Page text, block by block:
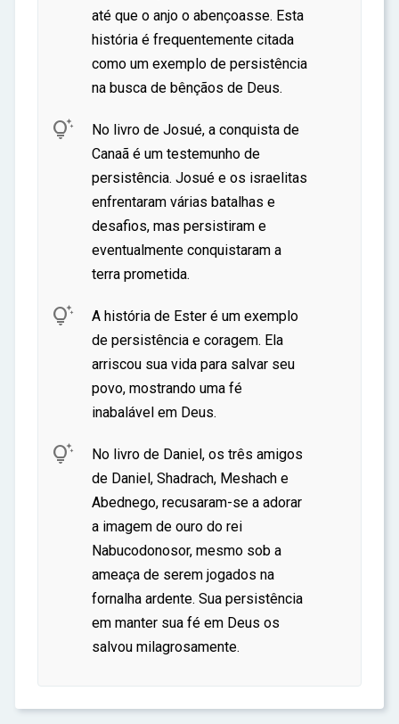
até que o anjo o abençoasse. Esta
história é frequentemente citada
como um exemplo de persistência
na busca de bênçãos de Deus.

No livro de Josué, a conquista de
Canaã é um testemunho de
persistência. Josué e os israelitas
enfrentaram várias batalhas e
desafios, mas persistiram e
eventualmente conquistaram a
terra prometida.

A história de Ester é um exemplo
de persistência e coragem. Ela
arriscou sua vida para salvar seu
povo, mostrando uma fé
inabalável em Deus.

No livro de Daniel, os três amigos
de Daniel, Shadrach, Meshach e
Abednego, recusaram-se a adorar
a imagem de ouro do rei
Nabucodonosor, mesmo sob a
ameaça de serem jogados na
fornalha ardente. Sua persistência
em manter sua fé em Deus os
salvou milagrosamente.